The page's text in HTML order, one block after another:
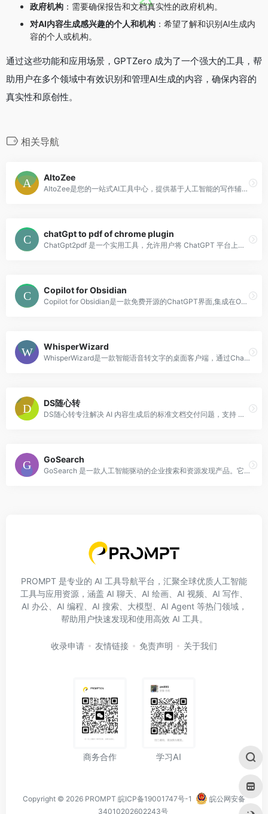
政府机构 ：需要确保报告和文档真实性的政府机构。
对AI内容生成感兴趣的个人和机构 ：希望了解和识别AI生成内
容的个人或机构。
通过这些功能和应用场景，GPTZero 成为了一个强大的工具，帮
助用户在多个领域中有效识别和管理AI生成的内容，确保内容的
真实性和原创性。
相关导航
AItoZee
AItoZee是您的一站式AI工具中心，提供基于人工智能的写作辅助、内容创作、AI代码和图像生成、提示、技巧等功能。无限的可能性等待您发现，节省时间并开始赚钱。
chatGpt to pdf of chrome plugin
ChatGpt2pdf 是一个实用工具，允许用户将 ChatGPT 平台上的对话轻松转换为 PDF 文件。通过安装插件，用户可以方便地保存 ChatGPT 对话内容为 PDF，并进行下载和分享。ChatGpt2pdf 提供无限可能，帮助用户高效管理和分享创意和灵感。
Copilot for Obsidian
Copilot for Obsidian是一款免费开源的ChatGPT界面,集成在Obsidian笔记应用中。它具有简洁的设计并易于使用。用户可以使用Copilot命令与AI助手进行交互,获取快速结果,并用它来增强您的大脑系统。该工具还支持本地矢量存储和本地模型,可以在完全离线的情况下进行聊天和问答。
WhisperWizard
WhisperWizard是一款智能语音转文字的桌面客户端，通过ChatGPT的帮助，将您的口头语言转化为更加准确的书面文字，加快在macOS上的写作流程。您可以通过WhisperWizard跳过打字，避免错误，节省时间。随时捕捉想法，访问旧录音，创建自定义模板，以及获取智能转录，让您的口头语言转化为优质文字。此外，WhisperWizard提供不同的定价计划，包括Essential、Advanced和Ultimate，满足不同用户的需求。
DS随心转
DS随心转专注解决 AI 内容生成后的标准文档交付问题，支持 Markdown 转 Word、PDF、Excel、图片，并保留标题层级、表格、代码块、LaTeX 公式和 Mermaid 流程图。适合论文、报告、周报、方案、会议纪要和办公文档交付等场景。
GoSearch
GoSearch 是一款人工智能驱动的企业搜索和资源发现产品。它通过多模式生成式人工智能平台，统一搜索企业内部所有信息，加快工作流程，提供快速搜索结果和智能答案。GoSearch 支持集成 100 多个应用程序和数据连接器，可以跨工作应用程序进行搜索，提供生成式人工智能推荐、企业 ChatGPT 助手、AI 结果总结等功能。它适用于各种企业团队，可以提高知识管理效率，促进信息发现和资源利用。
PROMPT 是专业的 AI 工具导航平台，汇聚全球优质人工智能
工具与应用资源，涵盖 AI 聊天、AI 绘画、AI 视频、AI 写作、
AI 办公、AI 编程、AI 搜索、大模型、AI Agent 等热门领域，
帮助用户快速发现和使用高效 AI 工具。
收录申请 友情链接 免责声明 关于我们
商务合作 学习AI
Copyright © 2026 PROMPT 皖ICP备19001747号-1
皖公网安备
34010202602243号